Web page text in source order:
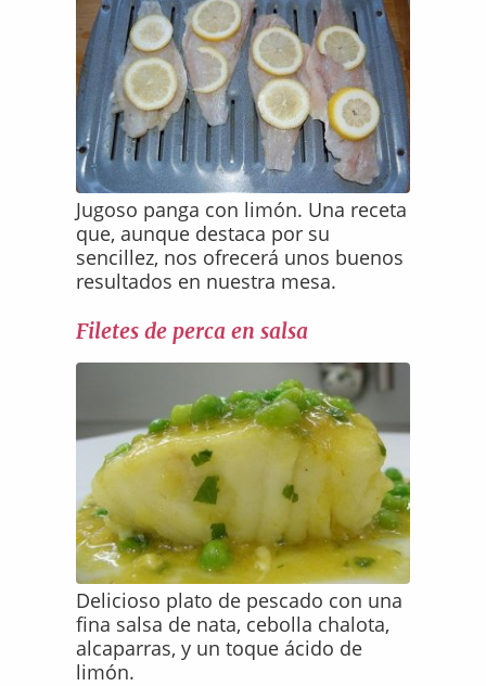
Jugoso panga con limón. Una receta
que, aunque destaca por su
sencillez, nos ofrecerá unos buenos
resultados en nuestra mesa.
Filetes de perca en salsa
Delicioso plato de pescado con una
fina salsa de nata, cebolla chalota,
alcaparras, y un toque ácido de
limón.